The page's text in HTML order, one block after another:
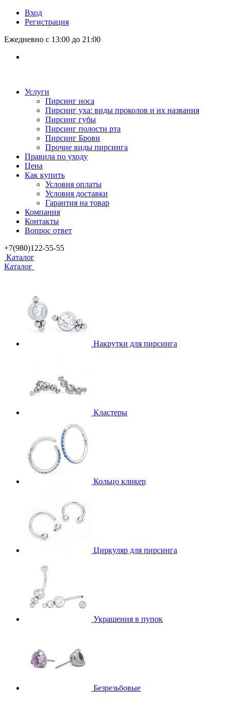
Вход
Регистрация
Ежедневно с 13:00 до 21:00
Услуги
Пирсинг носа
Пирсинг уха: виды проколов и их названия
Пирсинг губы
Пирсинг полости рта
Пирсинг Брови
Прочие виды пирсинга
Правила по уходу
Цена
Как купить
Условия оплаты
Условия доставки
Гарантия на товар
Компания
Контакты
Вопрос ответ
+7(980)122-55-55
Каталог
Каталог
Накрутки для пирсинга
Кластеры
Кольцо кликер
Циркуляр для пирсинга
Украшения в пупок
Безрезьбовые